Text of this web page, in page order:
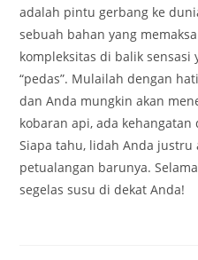
adalah pintu gerbang ke
sebuah bahan yang
kompleksitas di balik sensasi
“pedas”. Mulailah dengan
dan Anda mungkin akan
kobaran api, ada
Siapa tahu, lidah Anda
petualangan barunya.
segelas susu di dekat Anda!